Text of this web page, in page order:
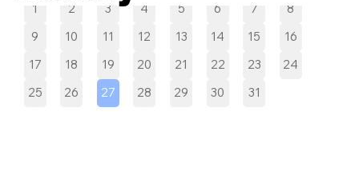
1 2 3 4 5 6 7
8
9
10 11 12 13 14 15
16
17
18 19 20 21 22 23
24
25
26 27 28 29 30 31